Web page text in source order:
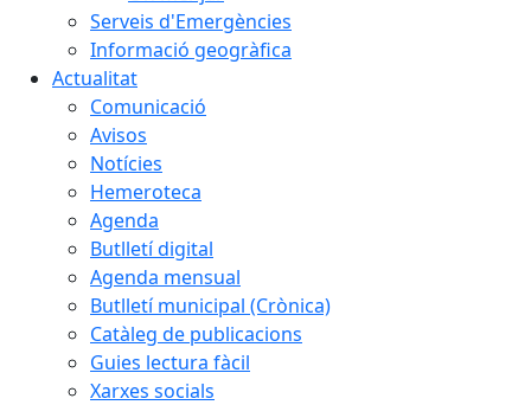
Serveis d'Emergències
Informació geogràfica
Actualitat
Comunicació
Avisos
Notícies
Hemeroteca
Agenda
Butlletí digital
Agenda mensual
Butlletí municipal (Crònica)
Catàleg de publicacions
Guies lectura fàcil
Xarxes socials